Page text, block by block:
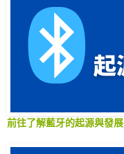
前往了解藍牙的起源與發展